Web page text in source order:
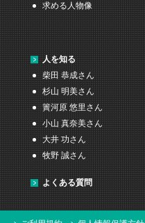
求める人物像
人を知る
柴田 恭成さん
杉山 明美さん
簀河原 悠里さん
小山 真奈美さん
大井 功さん
牧野 誠さん
よくある質問